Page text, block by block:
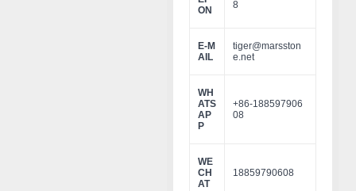
ON
8
E-M
AIL
tiger@marsston
e.net
WH
ATS
AP
P
+86-188597906
08
WE
CH
AT
18859790608